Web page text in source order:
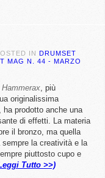
IN DRUMSET
MAG N. 44 - MARZO
Hammerax, più
originalissima
ha prodotto anche una
di effetti. La materia
il bronzo, ma quella
la creatività e la
piuttosto cupo e
Tutto >>)